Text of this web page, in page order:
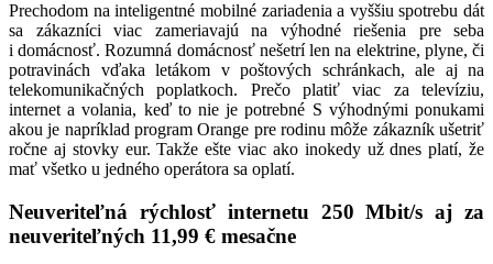
Prechodom na inteligentné mobilné zariadenia a vyššiu spotrebu dát
sa zákazníci viac zameriavajú na výhodné riešenia pre seba
i domácnosť. Rozumná domácnosť nešetrí len na elektrine, plyne, či
potravinách vďaka letákom v poštových schránkach, ale aj na
telekomunikačných poplatkoch. Prečo platiť viac za televíziu,
internet a volania, keď to nie je potrebné S výhodnými ponukami
akou je napríklad program Orange pre rodinu môže zákazník ušetriť
ročne aj stovky eur. Takže ešte viac ako inokedy už dnes platí, že
mať všetko u jedného operátora sa oplatí.
Neuveriteľná rýchlosť internetu 250 Mbit/s aj za
neuveriteľných 11,99 € mesačne